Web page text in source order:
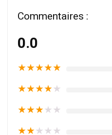
Commentaires :
0.0
★★★★★
★★★★★
★★★★★
★★★★★